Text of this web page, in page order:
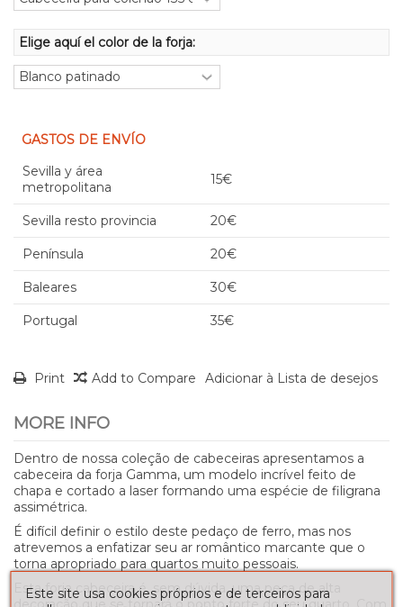
Elige aquí el color de la forja:
GASTOS DE ENVÍO
Sevilla y área
metropolitana
15€
Sevilla resto provincia 20€
Península 20€
Baleares 30€
Portugal 35€
Print Add to Compare Adicionar à Lista de desejos
MORE INFO
Dentro de nossa coleção de cabeceiras apresentamos a
cabeceira da forja Gamma, um modelo incrível feito de
chapa e cortado a laser formando uma espécie de filigrana
assimétrica.
É difícil definir o estilo deste pedaço de ferro, mas nos
atrevemos a enfatizar seu ar romântico marcante que o
torna apropriado para quartos muito pessoais.
Esta forja cabeceira é, sem dúvida, uma peça de alta
Este site usa cookies próprios e de terceiros para